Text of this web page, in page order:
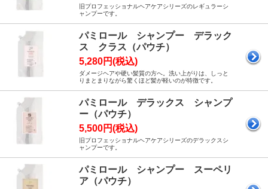
旧プロフェッショナルヘアケアシリーズのレギュラーシ
ャンプーです。
パミロール シャンプー デラック
ス クラス（パウチ）
5,280円(税込)
ダメージヘアや硬い髪質の方へ。洗い上がりは、しっと
りまとまりながら驚くほど髪が軽いのが特徴です。
パミロール デラックス シャンプ
ー（パウチ）
5,500円(税込)
旧プロフェッショナルヘアケアシリーズのデラックスシ
ャンプーです。
パミロール シャンプー スーペリ
ア（パウチ）